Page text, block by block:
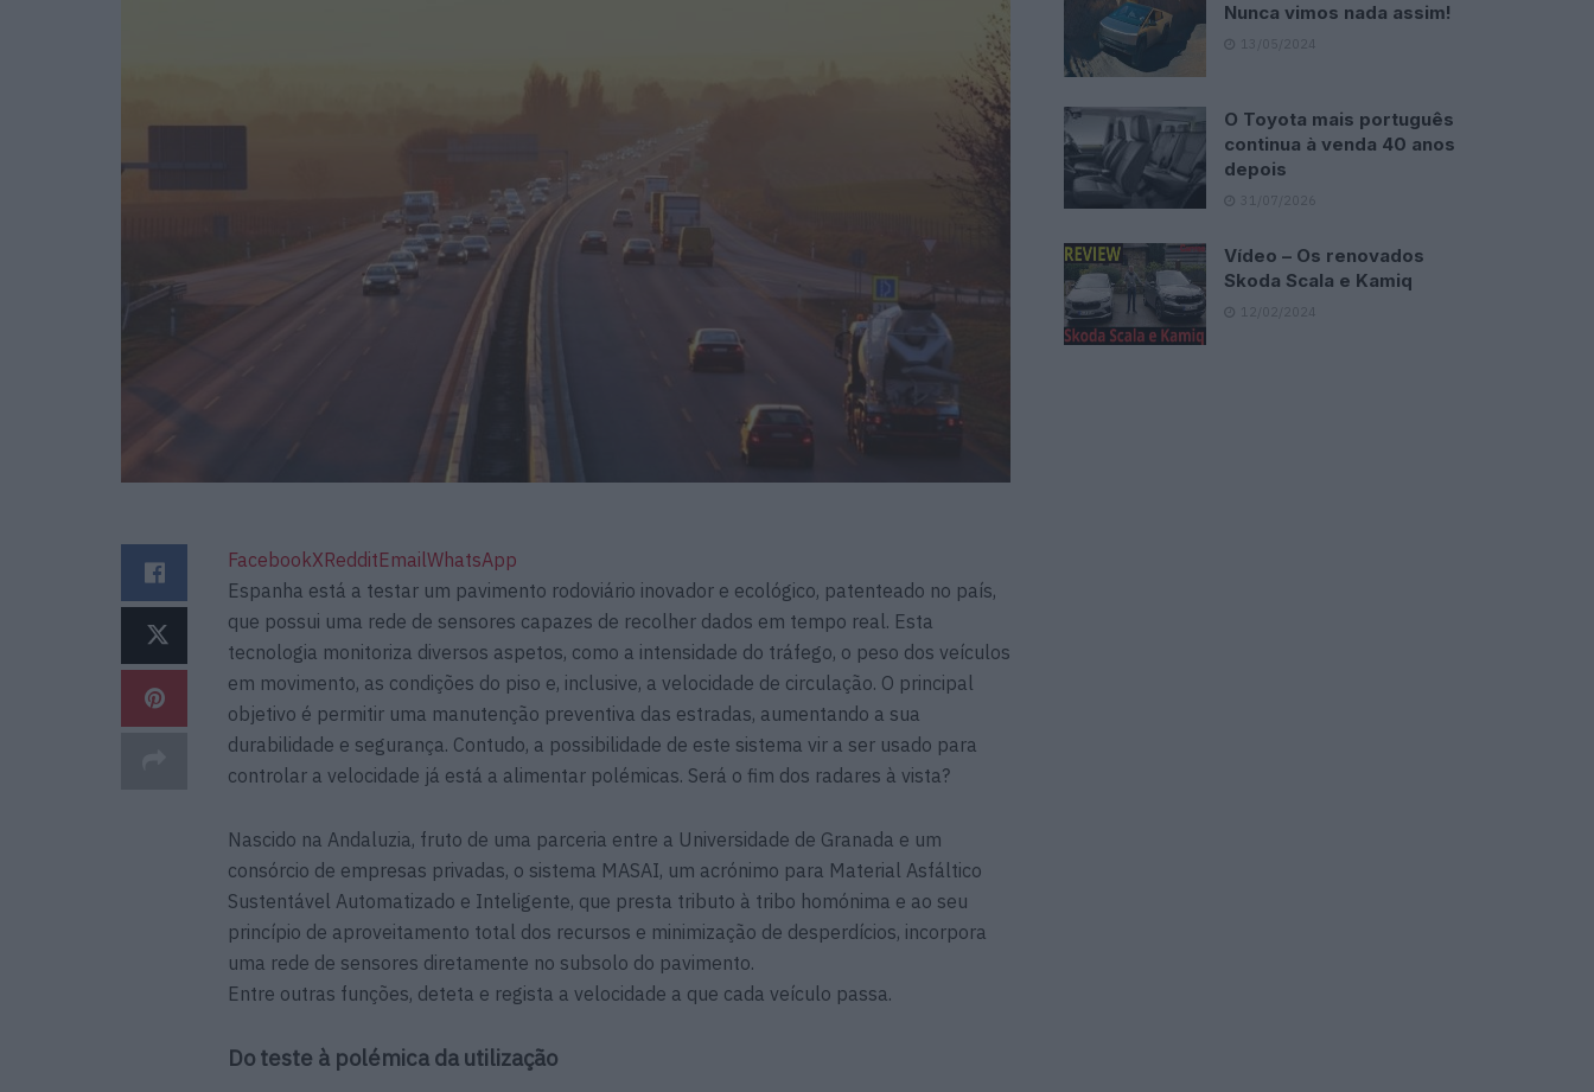
FacebookXRedditEmailWhatsApp
Espanha está a testar um pavimento rodoviário inovador e ecológico, patenteado no país,
que possui uma rede de sensores capazes de recolher dados em tempo real. Esta
tecnologia monitoriza diversos aspetos, como a intensidade do tráfego, o peso dos veículos
em movimento, as condições do piso e, inclusive, a velocidade de circulação. O principal
objetivo é permitir uma manutenção preventiva das estradas, aumentando a sua
durabilidade e segurança. Contudo, a possibilidade de este sistema vir a ser usado para
controlar a velocidade já está a alimentar polémicas. Será o fim dos radares à vista?
Nascido na Andaluzia, fruto de uma parceria entre a Universidade de Granada e um
consórcio de empresas privadas, o sistema MASAI, um acrónimo para Material Asfáltico
Sustentável Automatizado e Inteligente, que presta tributo à tribo homónima e ao seu
princípio de aproveitamento total dos recursos e minimização de desperdícios, incorpora
uma rede de sensores diretamente no subsolo do pavimento.
Entre outras funções, deteta e regista a velocidade a que cada veículo passa.
Do teste à polémica da utilização
Nunca vimos nada assim!
13/05/2024
O Toyota mais português
continua à venda 40 anos
depois
31/07/2026
Vídeo – Os renovados
Skoda Scala e Kamiq
12/02/2024